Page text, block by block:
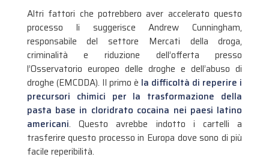
Altri fattori che potrebbero aver accelerato questo
processo li suggerisce Andrew Cunningham,
responsabile del settore Mercati della droga,
criminalità e riduzione dell’offerta presso
l’Osservatorio europeo delle droghe e dell’abuso di
droghe (EMCDDA). Il primo è la difficoltà di reperire i
precursori chimici per la trasformazione della
pasta base in cloridrato cocaina nei paesi latino
americani. Questo avrebbe indotto i cartelli a
trasferire questo processo in Europa dove sono di più
facile reperibilità.